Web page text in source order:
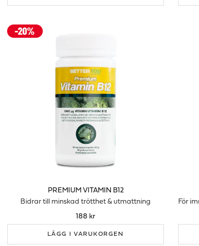
PREMIUM VITAMIN B12
Bidrar till minskad trötthet & utmattning
188 kr
LÄGG I VARUKORGEN